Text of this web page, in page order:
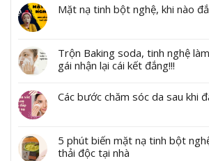
Mặt nạ tinh bột nghệ, khi nào
Trộn Baking soda, tinh nghệ
gái nhận lại cái kết đắng!!!
Các bước chăm sóc da sau khi
5 phút biến mặt nạ tinh bột
thải độc tại nhà